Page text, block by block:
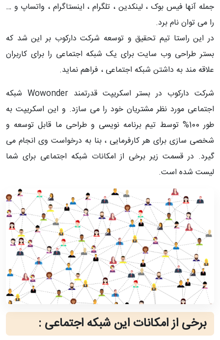
جمله آنها فیس بوک ، لینکدین ، تلگرام ، اینستاگرام ، واتساپ و …
را می توان نام برد.
در این راستا تیم تحقیق و توسعه شرکت دارکوب بر این شد که
بستر طراحی وب سایت برای یک شبکه اجتماعی را برای کاربران
علاقه مند به داشتن شبکه اجتماعی ، فراهم نماید.
شرکت دارکوب در بستر اسکریپت قدرتمند Wowonder شبکه
اجتماعی مورد نظر مشتریان خود را می سازد. و این اسکریپت به
طور 100% توسط تیم برنامه نویسی و طراحی ما قابل توسعه و
شخصی سازی برای هر کارفرمایی ، بنا به درخواست وی انجام می
گیرد. در قسمت زیر برخی از امکانات شبکه اجتماعی برای شما
لیست شده است.
برخی از امکانات این شبکه اجتماعی :